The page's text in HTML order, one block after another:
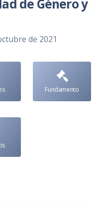
de Género y
de 2021
Fundamento